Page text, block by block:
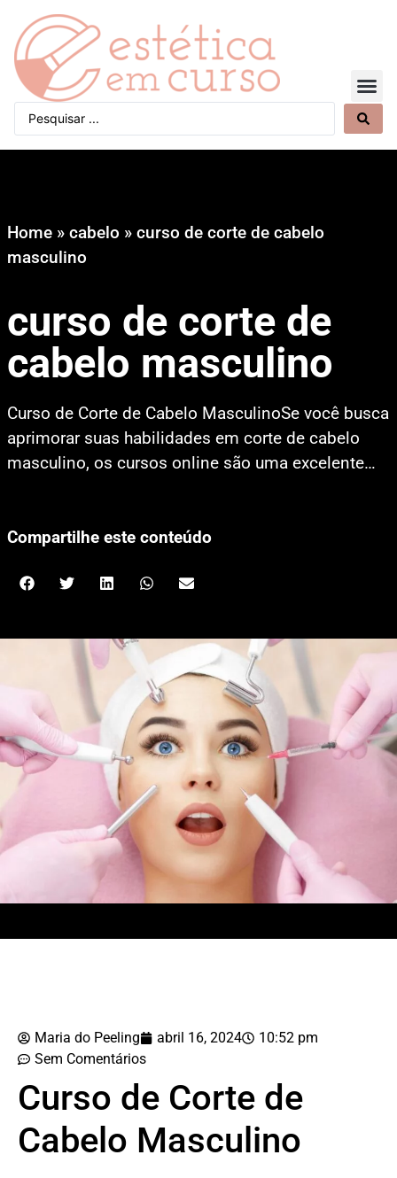
Home » cabelo » curso de corte de cabelo
masculino
curso de corte de
cabelo masculino
Curso de Corte de Cabelo MasculinoSe você busca
aprimorar suas habilidades em corte de cabelo
masculino, os cursos online são uma excelente…
Compartilhe este conteúdo
Maria do Peeling abril 16, 2024
10:52 pm
Sem Comentários
Curso de Corte de
Cabelo Masculino